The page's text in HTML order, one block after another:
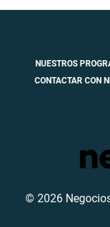
NUESTROS
CONTACTAR CON
© 2026